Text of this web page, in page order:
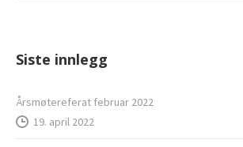
Siste innlegg
Årsmøtereferat februar 2022
19. april 2022